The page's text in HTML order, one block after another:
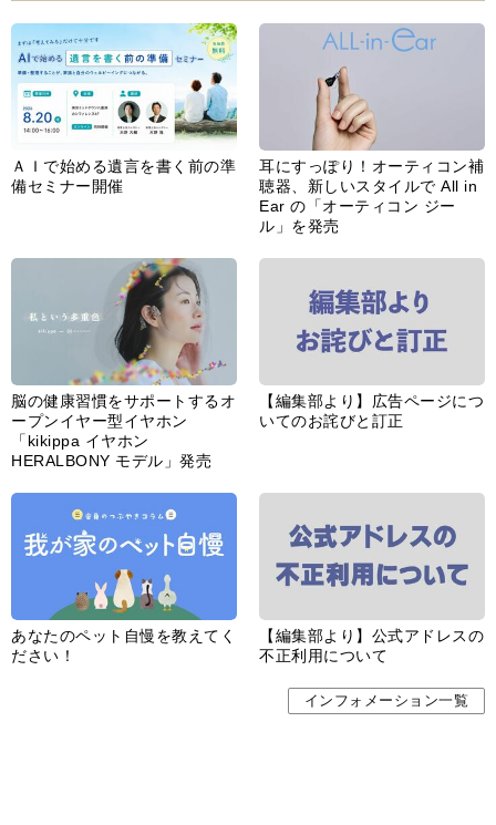
ＡＩで始める遺言を書く前の準
備セミナー開催
耳にすっぽり！オーティコン補
聴器、新しいスタイルで All in
Ear の「オーティコン ジー
ル」を発売
脳の健康習慣をサポートするオ
ープンイヤー型イヤホン
「kikippa イヤホン
HERALBONY モデル」発売
【編集部より】広告ページにつ
いてのお詫びと訂正
あなたのペット自慢を教えてく
ださい！
【編集部より】公式アドレスの
不正利用について
インフォメーション一覧